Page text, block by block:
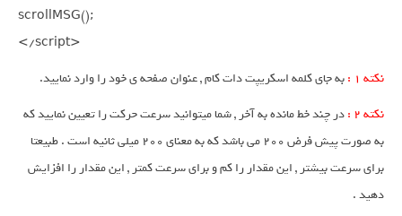
scrollMSG();
</script>
نکته 1 :
به جای کلمه اسکریپت دات کام , عنوان صفحه ی خود را وارد نمایید.
نکته 2 :
در چند خط مانده به آخر , شما میتوانید سرعت حرکت را تعیین نمایید که
به صورت پیش فرض 200 می باشد که به معنای 200 میلی ثانیه است . طبیعتا
برای سرعت بیشتر , این مقدار را کم و برای سرعت کمتر , این مقدار را افزایش
دهید .